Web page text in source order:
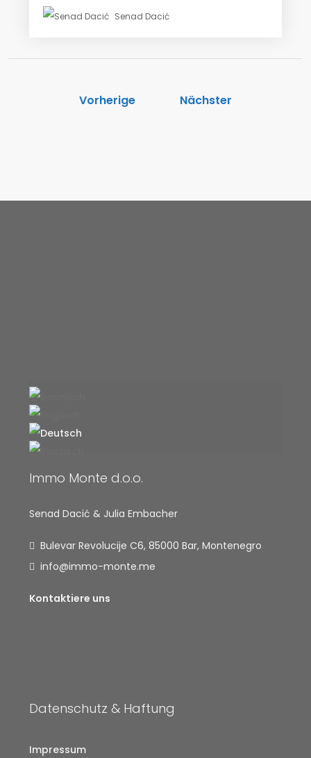
Senad Dacić
Vorherige Nächster
Immo Monte d.o.o.
Senad Dacić & Julia Embacher
Bulevar Revolucije C6, 85000 Bar, Montenegro
info@immo-monte.me
Kontaktiere uns
Datenschutz & Haftung
Impressum